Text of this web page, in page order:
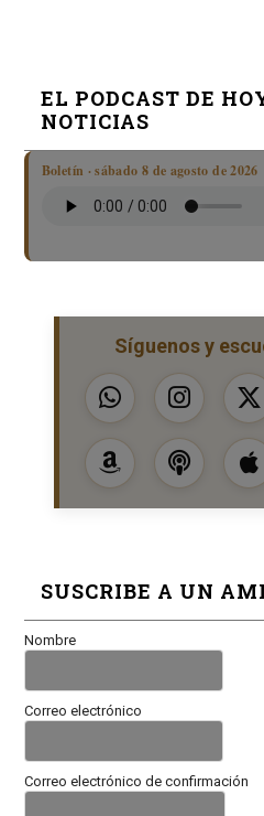
EL PODCAST DE
NOTICIAS
Boletín · sábado 8 de agosto de 2026
Síguenos y
SUSCRIBE A UN
Nombre
Correo electrónico
Correo electrónico de confirmación